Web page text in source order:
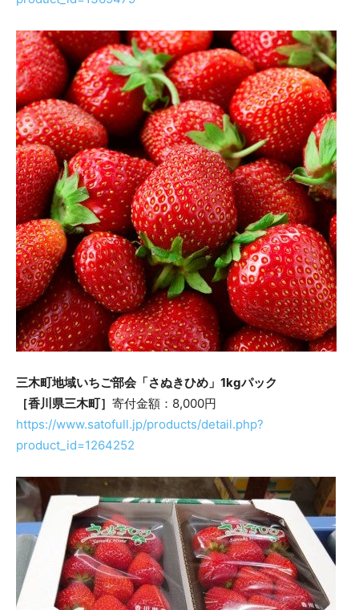
三木町地域いちご部会「さぬきひめ」1kgパック
［香川県三木町］ 寄付金額：8,000円
https://www.satofull.jp/products/detail.php?
product_id=1264252